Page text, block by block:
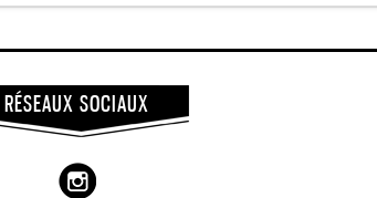
RÉSEAUX SOCIAUX